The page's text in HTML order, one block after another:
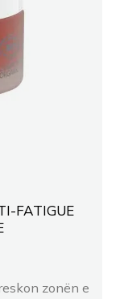
FATIGUE
zonën e